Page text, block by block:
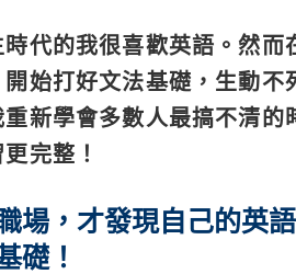
時代的我很喜歡英語。然
開始打好文法基礎，生動
重新學會多數人最搞不清
完整！
場，才發現自己的英
礎！